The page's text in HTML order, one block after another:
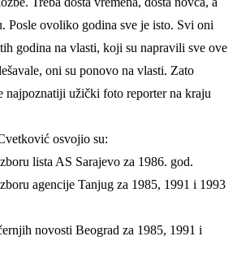
Posle ovoliko godina sve je isto. Svi oni
godina na vlasti, koji su napravili sve ove
oni su ponovo na vlasti. Zato
najpoznatiji užički foto reporter na kraju
osvojio su:
lista AS Sarajevo za 1986. god.
agencije Tanjug za 1985, 1991 i 1993
novosti Beograd za 1985, 1991 i